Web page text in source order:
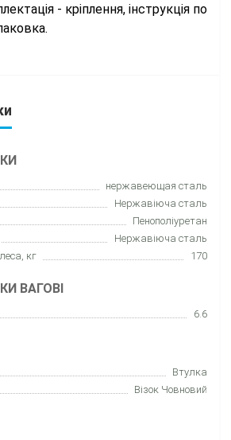
- кріплення, інструкція по
нержавеющая сталь
Нержавіюча сталь
Пенополіуретан
Нержавіюча сталь
кг
170
ВАГОВІ
6.6
Втулка
Візок Човновий